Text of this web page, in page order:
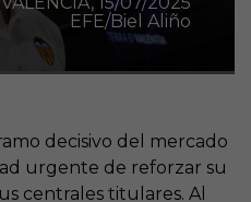
EFE/Biel Aliño
decisivo del mercado
urgente de reforzar su
centrales titulares. Al